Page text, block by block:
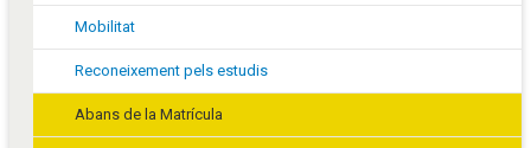
Mobilitat
Reconeixement pels estudis
Abans de la Matrícula